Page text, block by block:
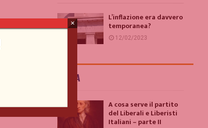
L’inflazione era davvero
temporanea?
12/02/2023
ITALIA
A cosa serve il partito
del Liberali e Liberisti
Italiani – parte II
×